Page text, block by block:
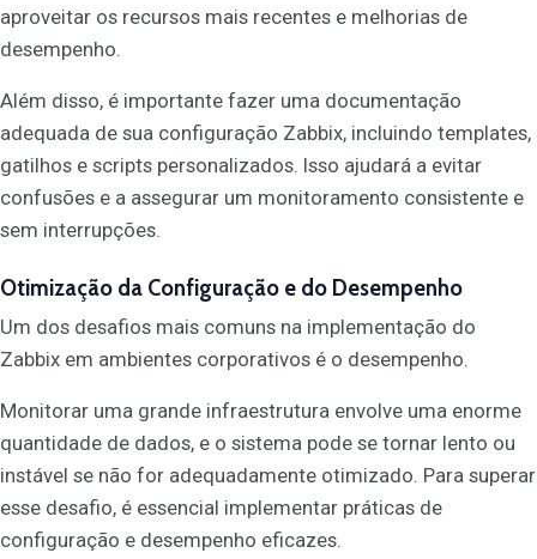
aproveitar os recursos mais recentes e melhorias de
desempenho.
Além disso, é importante fazer uma documentação
adequada de sua configuração Zabbix, incluindo templates,
gatilhos e scripts personalizados. Isso ajudará a evitar
confusões e a assegurar um monitoramento consistente e
sem interrupções.
Otimização da Configuração e do Desempenho
Um dos desafios mais comuns na implementação do
Zabbix em ambientes corporativos é o desempenho.
Monitorar uma grande infraestrutura envolve uma enorme
quantidade de dados, e o sistema pode se tornar lento ou
instável se não for adequadamente otimizado. Para superar
esse desafio, é essencial implementar práticas de
configuração e desempenho eficazes.